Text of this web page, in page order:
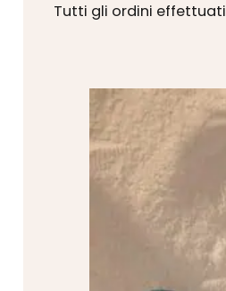
Tutti gli ordini effettuati